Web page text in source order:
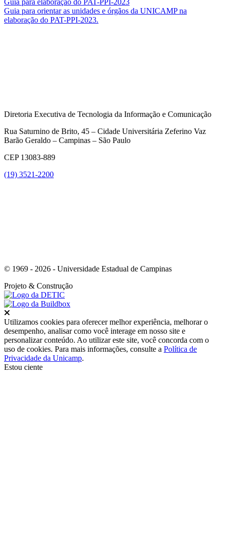
Guia para orientar as unidades e órgãos da UNICAMP na
elaboração do PAT-PPI-2023.
Diretoria Executiva de Tecnologia da Informação e Comunicação
Rua Saturnino de Brito, 45 – Cidade Universitária Zeferino Vaz
Barão Geraldo – Campinas – São Paulo
CEP 13083-889
(19) 3521-2200
© 1969 - 2026 - Universidade Estadual de Campinas
Projeto & Construção
Utilizamos cookies para oferecer melhor experiência, melhorar o
desempenho, analisar como você interage em nosso site e
personalizar conteúdo. Ao utilizar este site, você concorda com o
uso de cookies. Para mais informações, consulte a Política de
Privacidade da Unicamp.
Estou ciente